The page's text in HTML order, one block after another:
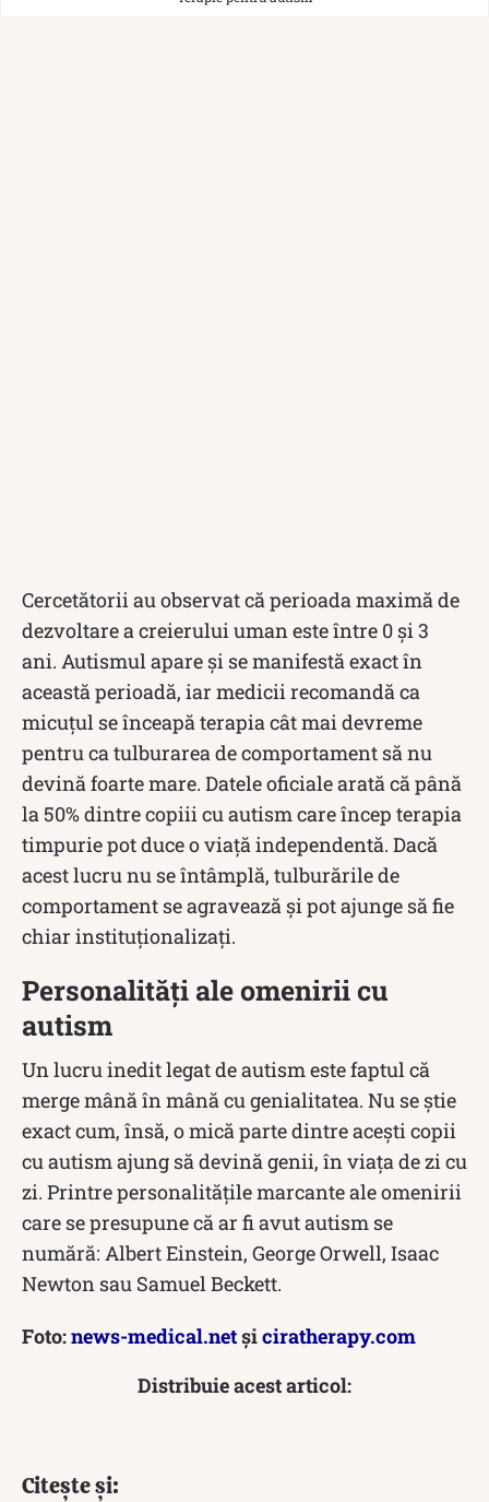
Cercetătorii au observat că perioada maximă de
dezvoltare a creierului uman este între 0 și 3
ani. Autismul apare și se manifestă exact în
această perioadă, iar medicii recomandă ca
micuțul se înceapă terapia cât mai devreme
pentru ca tulburarea de comportament să nu
devină foarte mare. Datele oficiale arată că până
la 50% dintre copiii cu autism care încep terapia
timpurie pot duce o viață independentă. Dacă
acest lucru nu se întâmplă, tulburările de
comportament se agravează și pot ajunge să fie
chiar instituționalizați.
Personalități ale omenirii cu
autism
Un lucru inedit legat de autism este faptul că
merge mână în mână cu genialitatea. Nu se știe
exact cum, însă, o mică parte dintre acești copii
cu autism ajung să devină genii, în viața de zi cu
zi. Printre personalitățile marcante ale omenirii
care se presupune că ar fi avut autism se
numără: Albert Einstein, George Orwell, Isaac
Newton sau Samuel Beckett.
Foto:news-medical.netșiciratherapy.com
Distribuie acest articol:
Citește și: